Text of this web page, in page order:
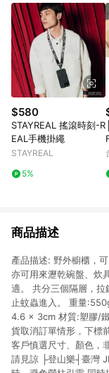
$580
STAYREAL 搖滾時刻-R
EAL手機掛繩
STAYREAL
5%
商品描述
產品描述: 野外櫥櫃，
亦可用來瀝乾碗盤、炊
適。 共分三個隔層，
止蚊蟲進入。 重量
4.6 x 3cm 材質:塑膠/
貨取消訂單情形，下標
客戶慎選尺寸、顏色，
請見諒 ├登山樂┤臺灣